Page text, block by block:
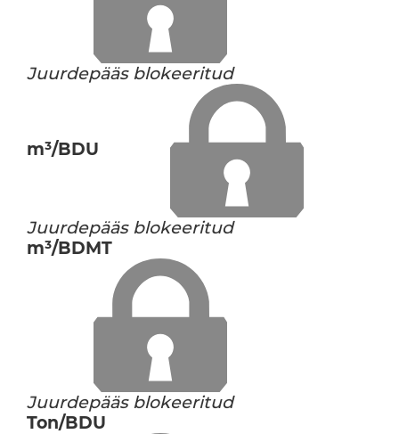
Juurdepääs blokeeritud
m³/BDU
Juurdepääs blokeeritud
m³/BDMT
Juurdepääs blokeeritud
Ton/BDU